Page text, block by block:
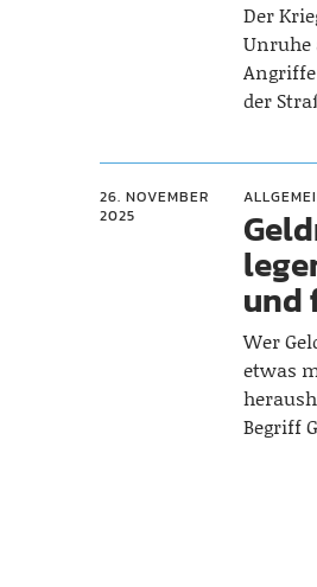
Der
Unruhe
der
26. NOVEMBER
2025
und
Wer
etwas
Begriff